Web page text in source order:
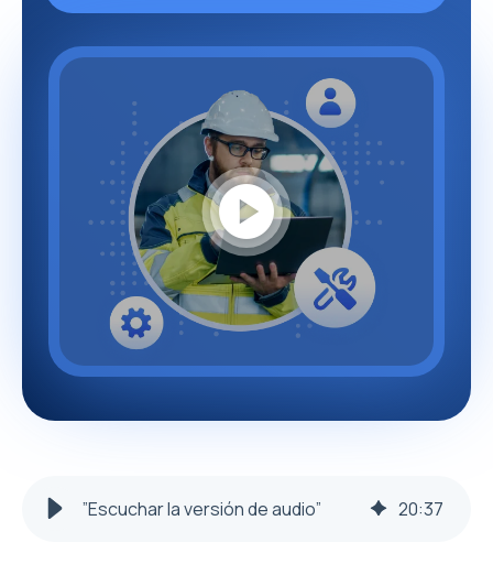
play_circle
”Escuchar la versión de audio” 20:37